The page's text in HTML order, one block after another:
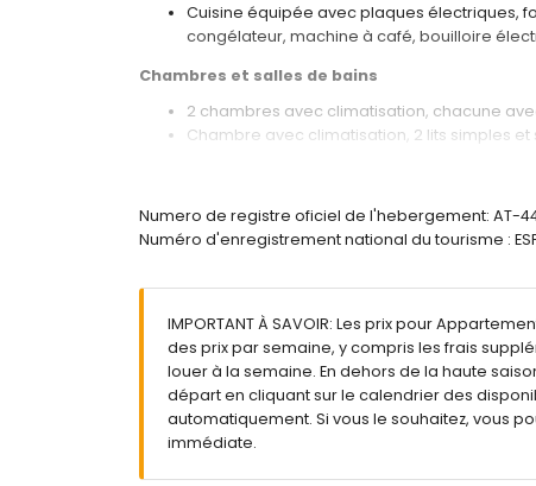
Cuisine équipée avec plaques électriques,
congélateur, machine à café, bouilloire
Chambres et salles de bains
2 chambres avec climatisation, chacune
Chambre avec climatisation, 2 lits simples
Salle de bain avec lavabo, douche et toilettes
Extérieur de l'appartement
Piscine pour enfants
Magnifique jardin gazonné avec arbres et
Jardin commun gazonné avec arbres
3 terrasses, dont 1 couverte
Barbecue
Douche extérieure
Numero de registre oficiel de l'hebergement: AT-
Numéro d'enregistrement national du tourisme :
IMPORTANT À SAVOIR: Les prix pour
des prix par semaine, y compris les frais
louer à la semaine. En dehors de la haute
départ en cliquant sur le calendrier des
automatiquement. Si vous le souhaitez, vous
immédiate.